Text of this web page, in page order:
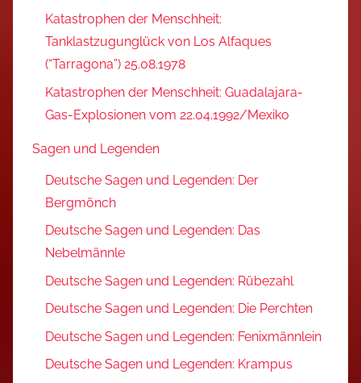
Katastrophen der Menschheit:
Tanklastzugunglück von Los Alfaques
(“Tarragona”) 25.08.1978
Katastrophen der Menschheit: Guadalajara-
Gas-Explosionen vom 22.04.1992/Mexiko
Sagen und Legenden
Deutsche Sagen und Legenden: Der
Bergmönch
Deutsche Sagen und Legenden: Das
Nebelmännle
Deutsche Sagen und Legenden: Rübezahl
Deutsche Sagen und Legenden: Die Perchten
Deutsche Sagen und Legenden: Fenixmännlein
Deutsche Sagen und Legenden: Krampus